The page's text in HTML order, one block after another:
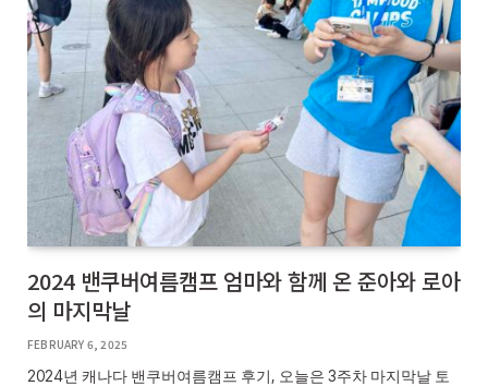
2024 밴쿠버여름캠프 엄마와 함께 온 준아와 로아
의 마지막날
FEBRUARY 6, 2025
2024년 캐나다 밴쿠버여름캠프 후기, 오늘은 3주차 마지막날 토